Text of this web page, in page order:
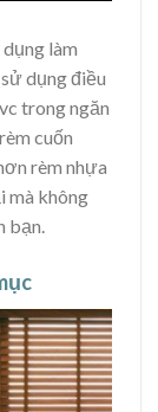
làm
dụng điều
trong ngăn
cuốn
rèm nhựa
mà không
bạn.